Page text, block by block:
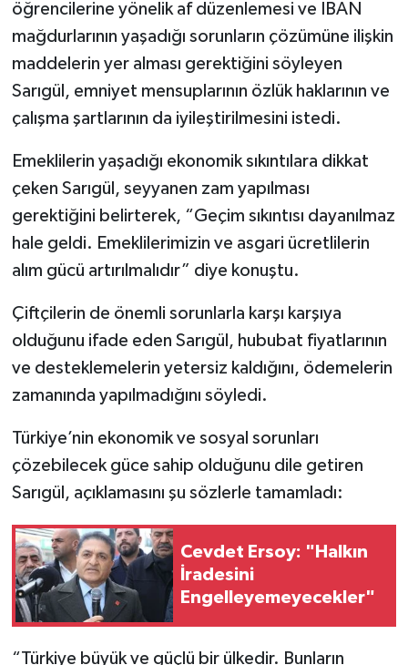
öğrencilerine yönelik af düzenlemesi ve IBAN
mağdurlarının yaşadığı sorunların çözümüne ilişkin
maddelerin yer alması gerektiğini söyleyen
Sarıgül, emniyet mensuplarının özlük haklarının ve
çalışma şartlarının da iyileştirilmesini istedi.
Emeklilerin yaşadığı ekonomik sıkıntılara dikkat
çeken Sarıgül, seyyanen zam yapılması
gerektiğini belirterek, “Geçim sıkıntısı dayanılmaz
hale geldi. Emeklilerimizin ve asgari ücretlilerin
alım gücü artırılmalıdır” diye konuştu.
Çiftçilerin de önemli sorunlarla karşı karşıya
olduğunu ifade eden Sarıgül, hububat fiyatlarının
ve desteklemelerin yetersiz kaldığını, ödemelerin
zamanında yapılmadığını söyledi.
Türkiye’nin ekonomik ve sosyal sorunları
çözebilecek güce sahip olduğunu dile getiren
Sarıgül, açıklamasını şu sözlerle tamamladı:
Cevdet Ersoy: "Halkın
İradesini
Engelleyemeyecekler"
“Türkiye büyük ve güçlü bir ülkedir. Bunların